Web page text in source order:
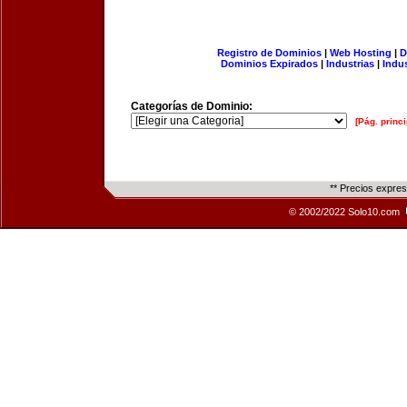
Registro de Dominios| Web Hosting |
Dominios Expirados | Industrias |
Categorías de Dominio:
[Pág.
** Precios
© 2002/2022 Solo10.com